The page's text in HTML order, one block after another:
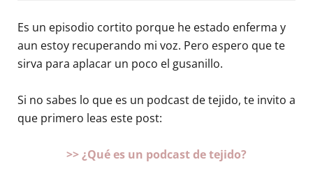
Es un episodio cortito porque he estado enferma y
aun estoy recuperando mi voz. Pero espero que te
sirva para aplacar un poco el gusanillo.
Si no sabes lo que es un podcast de tejido, te invito a
que primero leas este post:
>> ¿Qué es un podcast de tejido?